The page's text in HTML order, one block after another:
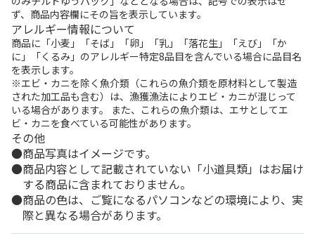
ず、商品内容欄にその旨を表示しています。
アレルギー情報について
商品に「小麦」「そば」「卵」「乳」「落花生」「えび」「か
に」「くるみ」のアレルギー特定8品目を含んでいる場合に品目名
を表示します。
※エビ・カニを除く魚介類（これらの魚介類を原材料として製造
された加工品も含む）は、漁獲漁法によりエビ・カニが混じって
いる場合があります。 また、これらの魚介類は、エサとしてエ
ビ・カニを食べている可能性があります。
その他
商品写真はイメージです。
商品内容として記載されていない「小道具類」はお届け
する商品に含まれておりません。
商品の色は、ご覧になるパソコンなどの環境により、実
際と異なる場合があります。